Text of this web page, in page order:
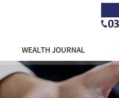
WEALTH JOURNAL